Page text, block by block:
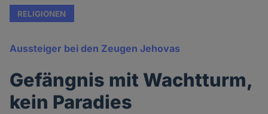
RELIGIONEN
Aussteiger bei den Zeugen Jehovas
Gefängnis mit Wachtturm,
kein Paradies